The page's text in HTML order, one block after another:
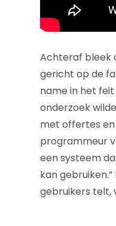
Achteraf bleek
gericht op de
name in het
onderzoek
met offertes
programmeur
een systeem
kan
gebruikers telt,